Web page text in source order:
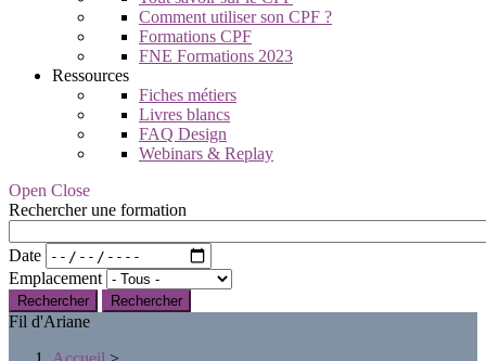
Comment utiliser son CPF ?
Formations CPF
FNE Formations 2023
Ressources
Fiches métiers
Livres blancs
FAQ Design
Webinars & Replay
Open Close
Rechercher une formation
Date
Emplacement
Rechercher
Fil d'Ariane